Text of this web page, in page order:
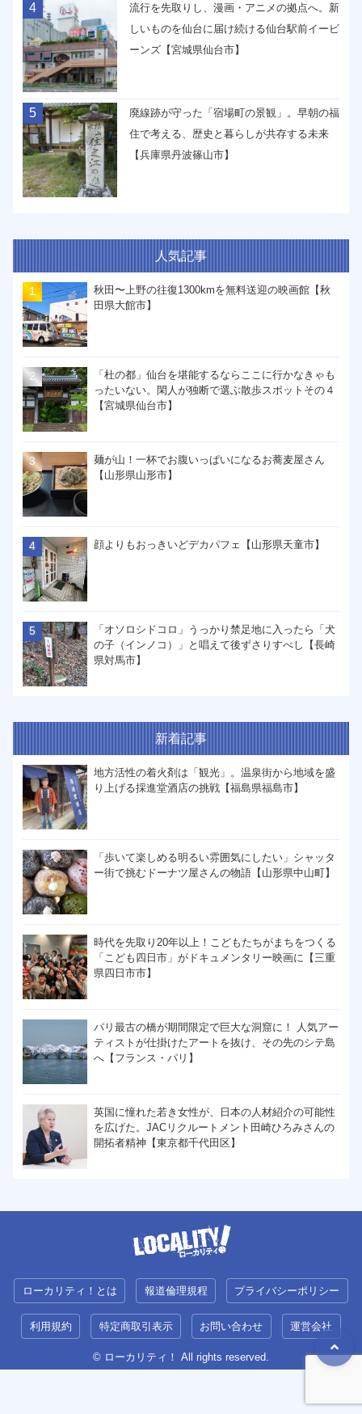
4
流行を先取りし、漫画・アニメの拠点へ。新
しいものを仙台に届け続ける仙台駅前イービ
ーンズ【宮城県仙台市】
5
廃線跡が守った「宿場町の景観」。早朝の福
住で考える、歴史と暮らしが共存する未来
【兵庫県丹波篠山市】
人気記事
秋田〜上野の往復1300kmを無料送迎の映画館【秋
田県大館市】
「杜の都」仙台を堪能するならここに行かなきゃも
ったいない。閑人が独断で選ぶ散歩スポットその４
【宮城県仙台市】
麺が山！一杯でお腹いっぱいになるお蕎麦屋さん
【山形県山形市】
顔よりもおっきいどデカパフェ【山形県天童市】
「オソロシドコロ」うっかり禁足地に入ったら「犬
の子（インノコ）」と唱えて後ずさりすべし【長崎
県対馬市】
新着記事
地方活性の着火剤は「観光」。温泉街から地域を盛
り上げる採進堂酒店の挑戦【福島県福島市】
「歩いて楽しめる明るい雰囲気にしたい」シャッタ
ー街で挑むドーナツ屋さんの物語【山形県中山町】
時代を先取り20年以上！こどもたちがまちをつくる
「こども四日市」がドキュメンタリー映画に【三重
県四日市市】
パリ最古の橋が期間限定で巨大な洞窟に！ 人気アー
ティストが仕掛けたアートを抜け、その先のシテ島
へ【フランス・パリ】
英国に憧れた若き女性が、日本の人材紹介の可能性
を広げた。JACリクルートメント田崎ひろみさんの
開拓者精神【東京都千代田区】
ローカリティ！とは 報道倫理規程 プライバシーポリシー
利用規約 特定商取引表示 お問い合わせ 運営会社
© ローカリティ！ All rights reserved.